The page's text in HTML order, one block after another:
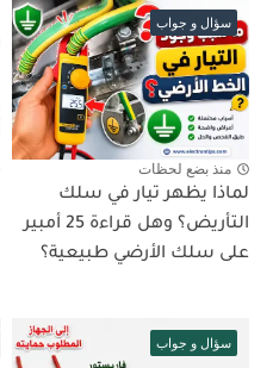
سؤال و جواب
منذ بضع لحظات
لماذا يظهر تيار في سلك
التأريض؟ وهل قراءة 25 أمبير
على سلك الأرضي طبيعية؟
سؤال و جواب